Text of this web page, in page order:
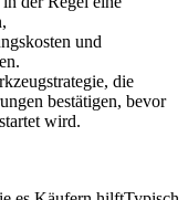
und
die
bestätigen, bevor
wird.